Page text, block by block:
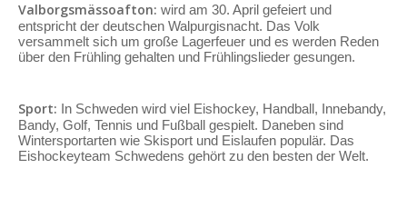
Valborgsmässoafton: wird am 30. April gefeiert und
entspricht der deutschen Walpurgisnacht. Das Volk
versammelt sich um große Lagerfeuer und es werden Reden
über den Frühling gehalten und Frühlingslieder gesungen.
Sport: In Schweden wird viel Eishockey, Handball, Innebandy,
Bandy, Golf, Tennis und Fußball gespielt. Daneben sind
Wintersportarten wie Skisport und Eislaufen populär. Das
Eishockeyteam Schwedens gehört zu den besten der Welt.